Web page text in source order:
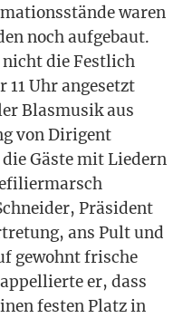
waren
noch auf­ge­baut.
die Fest­lich
11 Uhr ange­setzt
Blas­mu­sik aus
von Diri­gent
Gäs­te mit Lie­dern
Prä­si­dent
ans Pult und
gewohnt fri­sche
er, dass
fes­ten Platz in